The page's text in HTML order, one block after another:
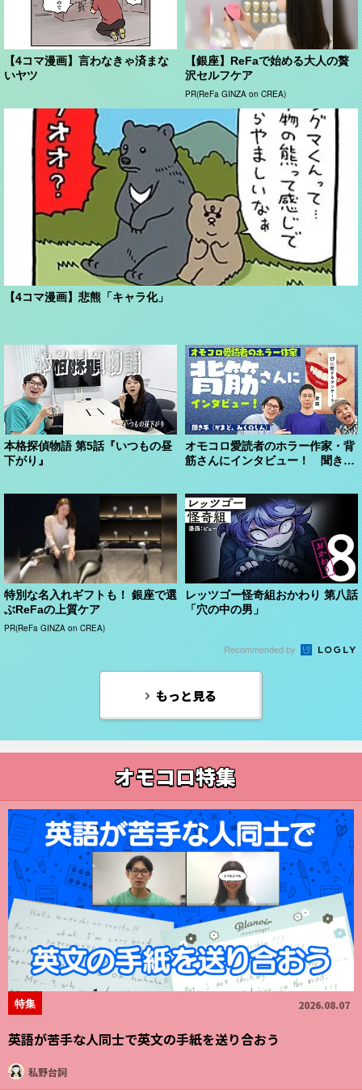
【4コマ漫画】言わなきゃ済まな
いヤツ
【銀座】ReFaで始める大人の贅
沢セルフケア
PR(ReFa GINZA on CREA)
【4コマ漫画】悲熊「キャラ化」
本格探偵物語 第5話『いつもの昼
下がり』
オモコロ愛読者のホラー作家・背
筋さんにインタビュー！ 聞き手
（かまど、みくのしん...
特別な名入れギフトも！ 銀座で選
ぶReFaの上質ケア
PR(ReFa GINZA on CREA)
レッツゴー怪奇組おかわり 第八話
「穴の中の男」
Recommended by
もっと見る
オモコロ特集
特集 2026.08.07
英語が苦手な人同士で英文の手紙を送り合おう
私野台詞